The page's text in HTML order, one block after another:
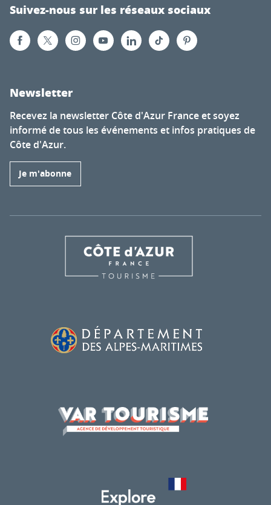
Suivez-nous sur les réseaux sociaux
Newsletter
Recevez la newsletter Côte d'Azur France et soyez
informé de tous les événements et infos pratiques de
Côte d'Azur.
Je m'abonne